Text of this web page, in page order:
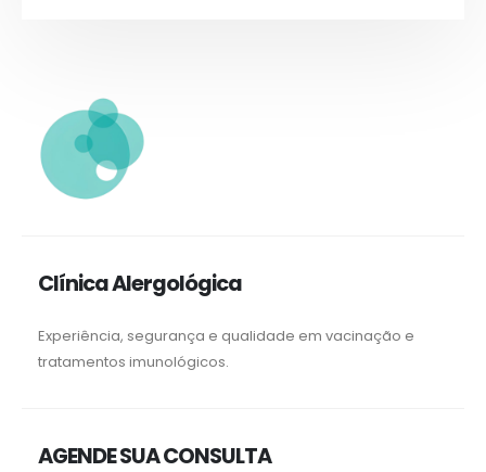
Clínica Alergológica
Experiência, segurança e qualidade em vacinação e
tratamentos imunológicos.
AGENDE SUA CONSULTA